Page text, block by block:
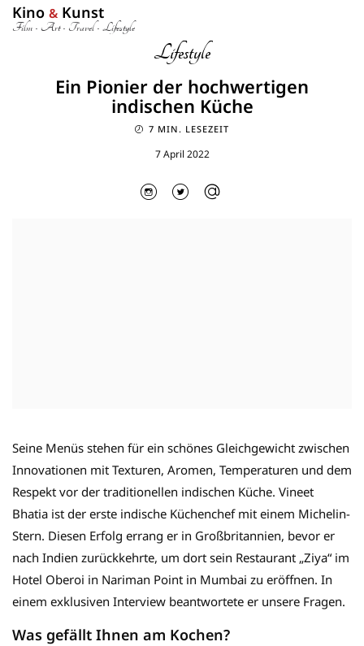
Kino & Kunst
Film • Art • Travel • Lifestyle
Lifestyle
Ein Pionier der hochwertigen
indischen Küche
7 MIN. LESEZEIT
7 April 2022
Seine Menüs stehen für ein schönes Gleichgewicht zwischen
Innovationen mit Texturen, Aromen, Temperaturen und dem
Respekt vor der traditionellen indischen Küche. Vineet
Bhatia ist der erste indische Küchenchef mit einem Michelin-
Stern. Diesen Erfolg errang er in Großbritannien, bevor er
nach Indien zurückkehrte, um dort sein Restaurant „Ziya“ im
Hotel Oberoi in Nariman Point in Mumbai zu eröffnen. In
einem exklusiven Interview beantwortete er unsere Fragen.
Was gefällt Ihnen am Kochen?